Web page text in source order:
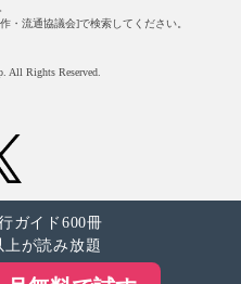
・流通協議会]で検索してください。
All Rights Reserved.
ガイド600冊
上が読み放題